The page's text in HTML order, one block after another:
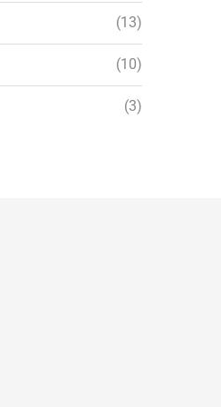
(13)
(10)
(3)